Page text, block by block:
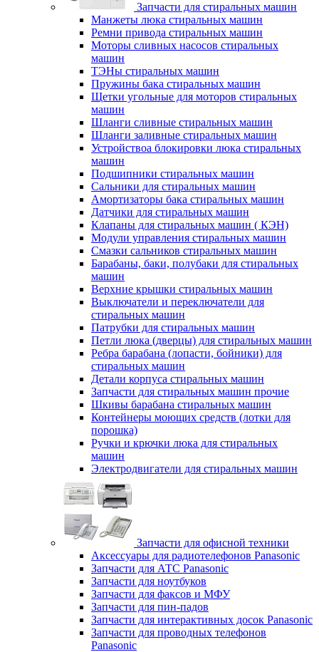
Запчасти для стиральных машин
Манжеты люка стиральных машин
Ремни привода стиральных машин
Моторы сливных насосов стиральных
машин
ТЭНы стиральных машин
Пружины бака стиральных машин
Щетки угольные для моторов стиральных
машин
Шланги сливные стиральных машин
Шланги заливные стиральных машин
Устройствоа блокировки люка стиральных
машин
Подшипники стиральных машин
Сальники для стиральных машин
Амортизаторы бака стиральных машин
Датчики для стиральных машин
Клапаны для стиральных машин ( КЭН)
Модули управления стиральных машин
Смазки сальников стиральных машин
Барабаны, баки, полубаки для стиральных
машин
Верхние крышки стиральных машин
Выключатели и переключатели для
стиральных машин
Патрубки для стиральных машин
Петли люка (дверцы) для стиральных машин
Ребра барабана (лопасти, бойники) для
стиральных машин
Детали корпуса стиральных машин
Запчасти для стиральных машин прочие
Шкивы барабана стиральных машин
Контейнеры моющих средств (лотки для
порошка)
Ручки и крючки люка для стиральных
машин
Электродвигатели для стиральных машин
Запчасти для офисной техники
Аксессуары для радиотелефонов Panasonic
Запчасти для АТС Panasonic
Запчасти для ноутбуков
Запчасти для факсов и МФУ
Запчасти для пин-падов
Запчасти для интерактивных досок Panasonic
Запчасти для проводных телефонов
Panasonic